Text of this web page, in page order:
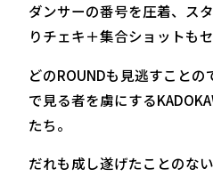
ダンサーの番号を圧着、ス
りチェキ＋集合ショットも
どのROUNDも見逃すこと
で見る者を虜にする
たち。
だれも成し遂げたことのな